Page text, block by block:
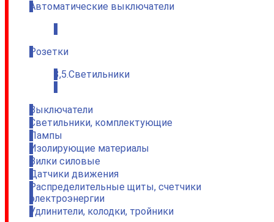
Автоматические выключатели
Розетки
3,5.Светильники
Выключатели
Светильники, комплектующие
Лампы
Изолирующие материалы
Вилки силовые
Датчики движения
Распределительные щиты, счетчики
электроэнергии
Удлинители, колодки, тройники